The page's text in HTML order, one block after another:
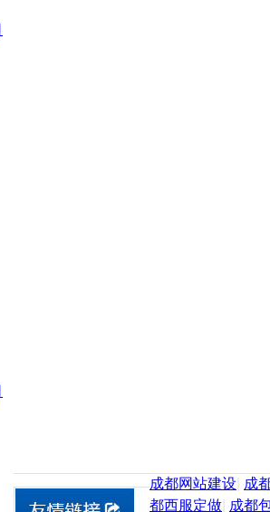
成都网站建设 成
都西服定做 成都